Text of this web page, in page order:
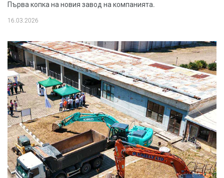
Първа копка на новия завод на компанията.
16.03.2026